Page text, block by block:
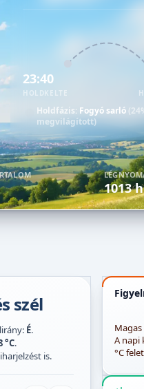
23:40
HOLDKELTE
Holdfázis: Fogyó sarló
megvilágított)
1013
szél
É.
°C.
is.
A napi
°C